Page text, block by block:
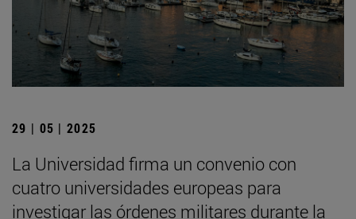
29 | 05 | 2025
La Universidad firma un convenio con
cuatro universidades europeas para
investigar las órdenes militares durante la